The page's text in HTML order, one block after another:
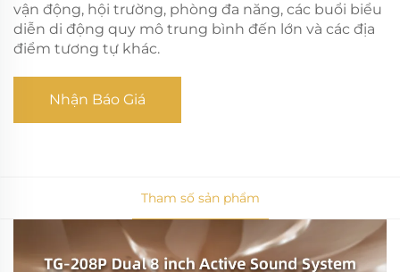
vận động, hội trường, phòng đa năng, các buổi biểu
diễn di động quy mô trung bình đến lớn và các địa
điểm tương tự khác.
Nhận Báo Giá
Tham số sản phẩm